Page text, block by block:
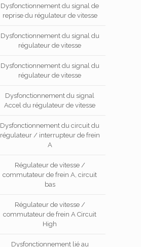
Dysfonctionnement du signal de
reprise du régulateur de vitesse
Dysfonctionnement du signal du
régulateur de vitesse
Dysfonctionnement du signal du
régulateur de vitesse
Dysfonctionnement du signal
Accel du régulateur de vitesse
Dysfonctionnement du circuit du
régulateur / interrupteur de frein
A
Régulateur de vitesse /
commutateur de frein A, circuit
bas
Régulateur de vitesse /
commutateur de frein A Circuit
High
Dysfonctionnement lié au